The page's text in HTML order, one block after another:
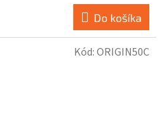
Do košíka
Kód:ORIGIN50C